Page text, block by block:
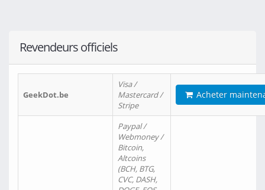
Revendeurs officiels
GeekDot.be
Visa /
Mastercard /
Stripe
Acheter
Paypal /
Webmoney /
Bitcoin,
Altcoins
(BCH, BTG,
CVC, DASH,